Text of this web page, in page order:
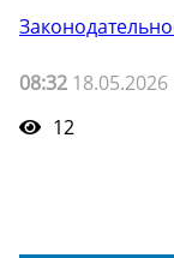
08:32 18.05.2026
12